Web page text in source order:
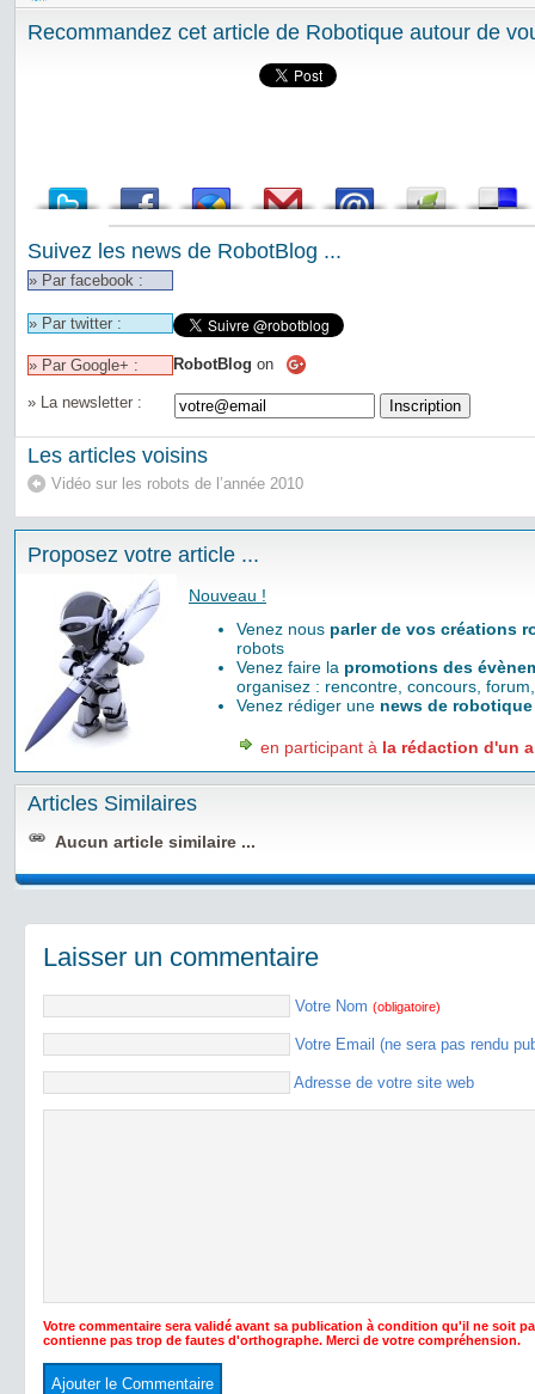
Recommandez cet article de Robotique autour de
Suivez les news de RobotBlog ...
» Par facebook :
» Par twitter :
» Par Google+ : RobotBlog on
» La newsletter :
Les articles voisins
Vidéo sur les robots de l’année 2010
Proposez votre article ...
Nouveau !
Venez nous parler de vos créations
robots
Venez faire la promotions des
organisez : rencontre, concours,
Venez rédiger une news de robotique
en participant à la rédaction d'un
Articles Similaires
Aucun article similaire ...
Laisser un commentaire
Votre Nom (obligatoire)
Votre Email (ne sera pas rendu
Adresse de votre site web
Votre commentaire sera validé avant sa publication à condition qu'il ne soit
contienne pas trop de fautes d'orthographe. Merci de votre compréhension.